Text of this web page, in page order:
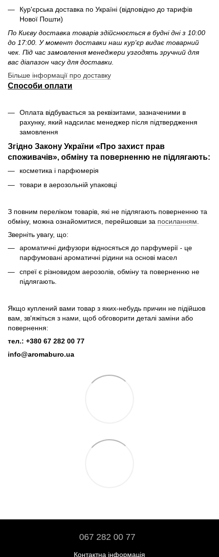
Кур'єрська доставка по Україні (відповідно до тарифів
Нової Пошти)
По Києву доставка товарів здійснюється в будні дні з 10:00
до 17:00. У момент доставки наш кур'єр видає товарний
чек. Під час замовлення менеджери узгодять зручний для
вас діапазон часу для доставки.
Більше інформації про доставку
Способи оплати
Оплата відбувається за реквізитами, зазначеними в
рахунку, який надсилає менеджер після підтвердження
замовлення
Згідно Закону України «Про захист прав
споживачів», обміну та поверненню не підлягають:
косметика і парфюмерія
товари в аерозольній упаковці
З повним переліком товарів, які не підлягають поверненню та
обміну, можна ознайомитися, перейшовши за посиланням
Зверніть увагу, що:
ароматичні дифузори відносяться до парфумерії - це
парфумовані ароматичні рідини на основі масел
спреї є різновидом аерозолів, обміну та поверненню не
підлягають.
Якщо куплений вами товар з яких-небудь причин не підійшов
вам, зв'яжіться з нами, щоб обговорити деталі заміни або
повернення:
тел.: +380 67 282 00 77
info@aromaburo.ua
067 282 00 77
Контактна інформація